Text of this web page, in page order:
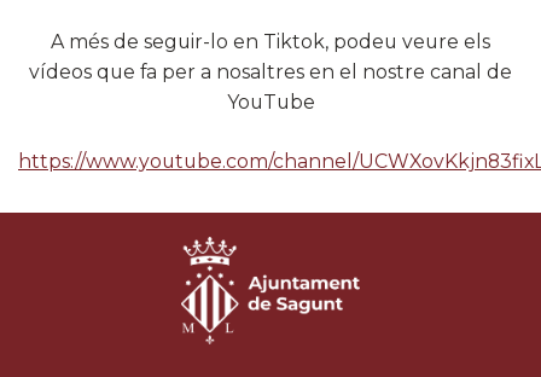
A més de seguir-lo en Tiktok, podeu veure els
vídeos que fa per a nosaltres en el nostre canal de
YouTube
https://www.youtube.com/channel/